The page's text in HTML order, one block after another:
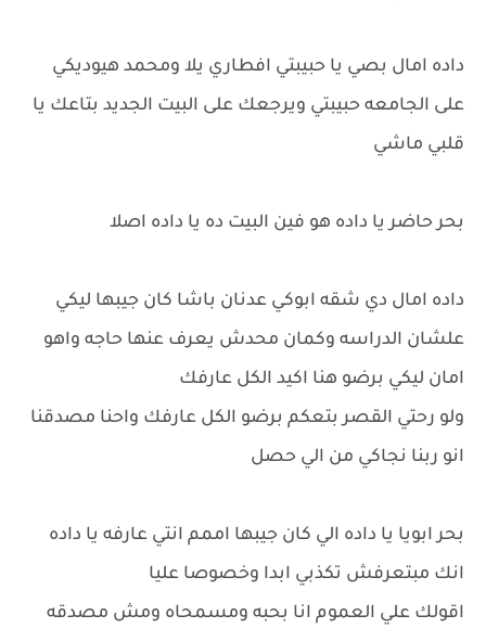
داده امال بصي يا حبيبتي افطاري يلا ومحمد هيوديكي
على الجامعه حبيبتي ويرجعك على البيت الجديد بتاعك يا
قلبي ماشي
بحر حاضر يا داده هو فين البيت ده يا داده اصلا
داده امال دي شقه ابوكي عدنان باشا كان جيبها ليكي
علشان الدراسه وكمان محدش يعرف عنها حاجه واهو
امان ليكي برضو هنا اكيد الكل عارفك
ولو رحتي القصر بتعكم برضو الكل عارفك واحنا مصدقنا
انو ربنا نجاكي من الي حصل
بحر ابويا يا داده الي كان جيبها اممم انتي عارفه يا داده
انك مبتعرفش تكذبي ابدا وخصوصا عليا
اقولك علي العموم انا بحبه ومسمحاه ومش مصدقه